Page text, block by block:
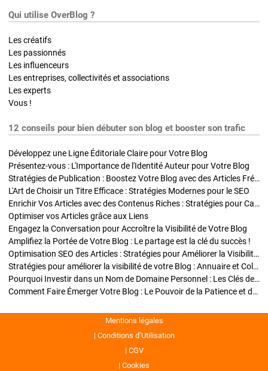
Qui utilise OverBlog ?
Les créatifs
Les passionnés
Les influenceurs
Les entreprises, collectivités et associations
Les experts
Vous !
12 conseils pour bien débuter son blog et booster son trafic
Développez une Ligne Éditoriale Claire pour Votre Blog
Présentez-vous : L'Importance de l'Identité Auteur pour Votre Blog
Stratégies de Publication : Boostez Votre Blog avec des Articles Fréquents et Exclusifs
L'Art de Choisir un Titre Efficace : Stratégies Modernes pour le SEO
Enrichir Vos Articles avec des Contenus Riches : Stratégies pour Captiver et Optimiser
Optimiser vos Articles grâce aux Liens
Engagez la Conversation pour Accroître la Visibilité de Votre Blog
Amplifiez la Portée de Votre Blog : Le partage est la clé du succès !
Optimisation SEO des Articles : Stratégies pour Améliorer la Visibilité de Votre Blog
Stratégies pour améliorer la visibilité de votre Blog : Annuaire et Collaborations
Pourquoi Investir dans un Nom de Domaine Personnel : Les Clés de la Réussite de Votre Blog
Comment Faire Émerger Votre Blog : Le Pouvoir de la Patience et de la Persévérance
Mentions légales
Conditions d’Utilisation
CGV
Cookies